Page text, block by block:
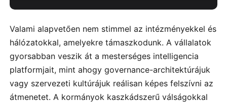
Valami alapvetően nem stimmel az intézményekkel és
hálózatokkal, amelyekre támaszkodunk. A vállalatok
gyorsabban veszik át a mesterséges intelligencia
platformjait, mint ahogy governance-architektúrájuk
vagy szervezeti kultúrájuk reálisan képes felszívni az
átmenetet. A kormányok kaszkádszerű válságokkal